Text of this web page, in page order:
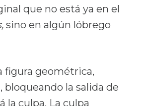
que no está ya en el
sino en algún lóbrego
figura geométrica,
bloqueando la salida de
la culpa. La culpa